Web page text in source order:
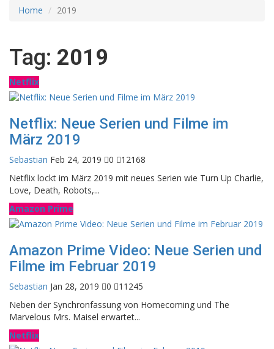
Home 2019
Tag: 2019
Netflix
Netflix: Neue Serien und Filme im
März 2019
Sebastian Feb 24, 2019 0
12168
Netflix lockt im März 2019 mit neues Serien wie Turn Up Charlie,
Love, Death, Robots,...
Amazon Prime
Amazon Prime Video: Neue Serien und
Filme im Februar 2019
Sebastian Jan 28, 2019 0
11245
Neben der Synchronfassung von Homecoming und The
Marvelous Mrs. Maisel erwartet...
Netflix